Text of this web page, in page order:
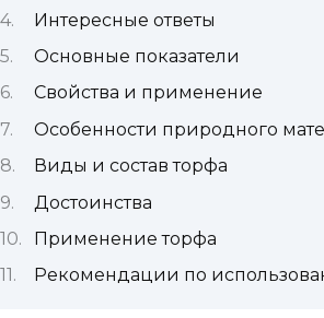
Интересные ответы
Основные показатели
Свойства и применение
Особенности природного
Виды и состав торфа
Достоинства
Применение торфа
Рекомендации по